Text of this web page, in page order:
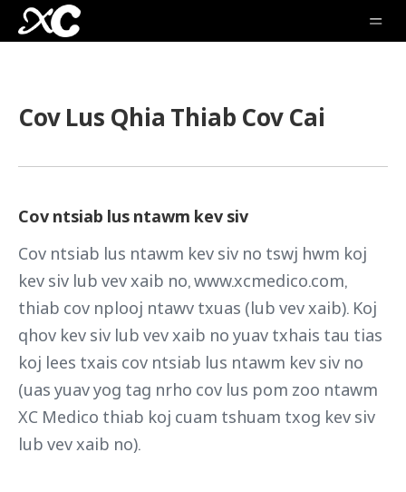
Cov Lus Qhia Thiab Cov Cai
Cov ntsiab lus ntawm kev siv
Cov ntsiab lus ntawm kev siv no tswj hwm koj
kev siv lub vev xaib no, www.xcmedico.com,
thiab cov nplooj ntawv txuas (lub vev xaib). Koj
qhov kev siv lub vev xaib no yuav txhais tau tias
koj lees txais cov ntsiab lus ntawm kev siv no
(uas yuav yog tag nrho cov lus pom zoo ntawm
XC Medico thiab koj cuam tshuam txog kev siv
lub vev xaib no).